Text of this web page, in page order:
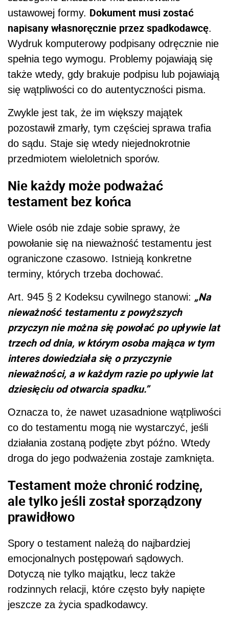
ustawowej formy. Dokument musi zostać
napisany własnoręcznie przez spadkodawcę.
Wydruk komputerowy podpisany odręcznie nie
spełnia tego wymogu. Problemy pojawiają się
także wtedy, gdy brakuje podpisu lub pojawiają
się wątpliwości co do autentyczności pisma.
Zwykle jest tak, że im większy majątek
pozostawił zmarły, tym częściej sprawa trafia
do sądu. Staje się wtedy niejednokrotnie
przedmiotem wieloletnich sporów.
Nie każdy może podważać
testament bez końca
Wiele osób nie zdaje sobie sprawy, że
powołanie się na nieważność testamentu jest
ograniczone czasowo. Istnieją konkretne
terminy, których trzeba dochować.
Art. 945 § 2 Kodeksu cywilnego stanowi: „Na
nieważność testamentu z powyższych
przyczyn nie można się powołać po upływie lat
trzech od dnia, w którym osoba mająca w tym
interes dowiedziała się o przyczynie
nieważności, a w każdym razie po upływie lat
dziesięciu od otwarcia spadku.”
Oznacza to, że nawet uzasadnione wątpliwości
co do testamentu mogą nie wystarczyć, jeśli
działania zostaną podjęte zbyt późno. Wtedy
droga do jego podważenia zostaje zamknięta.
Testament może chronić rodzinę,
ale tylko jeśli został sporządzony
prawidłowo
Spory o testament należą do najbardziej
emocjonalnych postępowań sądowych.
Dotyczą nie tylko majątku, lecz także
rodzinnych relacji, które często były napięte
jeszcze za życia spadkodawcy.